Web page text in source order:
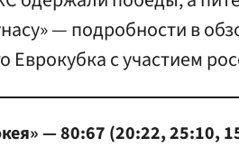
— подробности в
Еврокубка с участием
— 80:67 (20:22, 25:10,